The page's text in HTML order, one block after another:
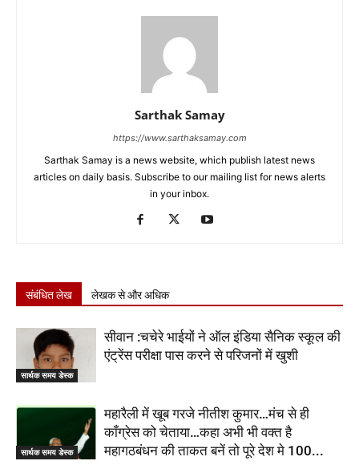
Sarthak Samay
https://www.sarthaksamay.com
Sarthak Samay is a news website, which publish latest news
articles on daily basis. Subscribe to our mailing list for news alerts
in your inbox.
संबंधित लेख लेखक से और अधिक
सार्थक समय डेस्क
सीवान :चचेरे भाईयों ने ऑल इंडिया सैनिक स्कूल की
एंट्रेंस परीक्षा पास करने से परिजनों में खुशी
सार्थक समय डेस्क
महारैली में खूब गरजे नीतीश कुमार…मंच से ही
कॉंग्रेस को चेताया…कहा अभी भी वक्त है
महागठबंधन की ताकत बनें तो पूरे देश मे 100...